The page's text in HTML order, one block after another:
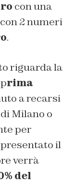
con una
2 numeri
.
riguarda la
rima
a recarsi
di Milano o
per
il
verrà
del